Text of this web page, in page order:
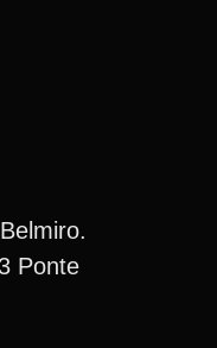
Ponte